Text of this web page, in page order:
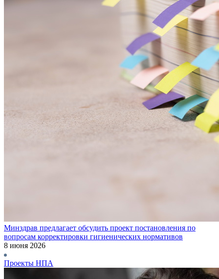
Минздрав предлагает обсудить проект постановления по
вопросам корректировки гигиенических нормативов
8 июня 2026
Проекты НПА